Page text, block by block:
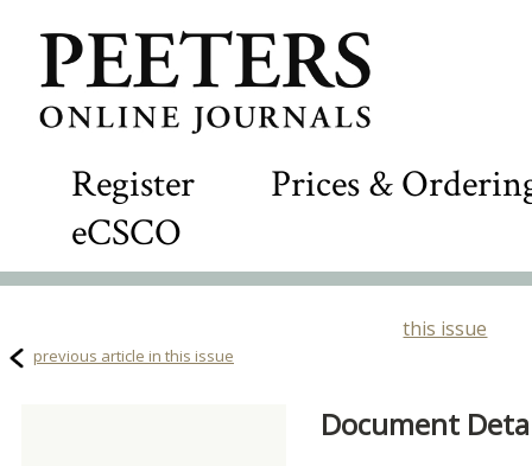
Register
Prices &
eCSCO
this issue
previous article in this issue
Document